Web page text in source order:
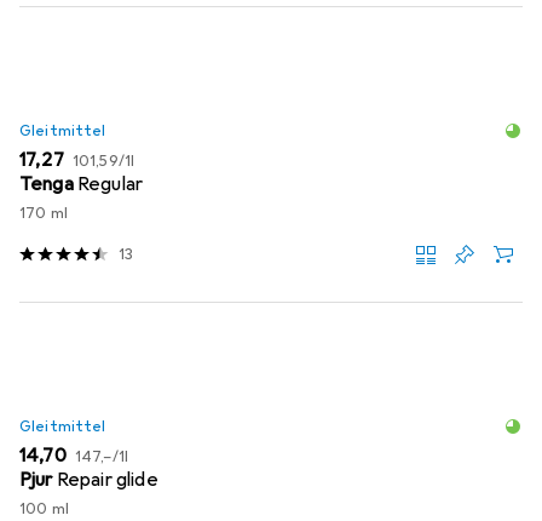
Gleitmittel
EUR
17,27 EUR
101,59/1l
Tenga Regular
170 ml
13
Gleitmittel
EUR
14,70 EUR
147,–/1l
Pjur Repair glide
100 ml